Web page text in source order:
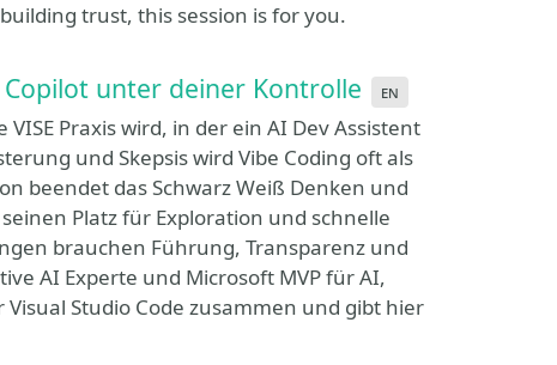
trust, this session is for you.
Copilot unter deiner Kontrolle en
Praxis wird, in der ein AI Dev Assistent
und Skepsis wird Vibe Coding oft als
beendet das Schwarz Weiß Denken und
Platz für Exploration und schnelle
brauchen Führung, Transparenz und
AI Experte und Microsoft MVP für AI,
Studio Code zusammen und gibt hier